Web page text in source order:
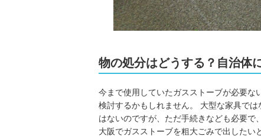
物の処分はどうする？自治体
今まで使用していたガスストーブが必要な
検討するかもしれません。 大型な家具で
はないのですが、ただ手続きなども必要で
大阪でガスストーブを粗大ごみで出した